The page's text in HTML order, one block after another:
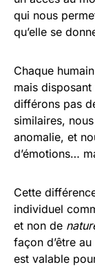
qui nous
qu’elle se
Chaque
mais
différons pas
similaires,
anomalie, et
d’émotions…
Cette
individuel
et non de
façon d’être
est valable